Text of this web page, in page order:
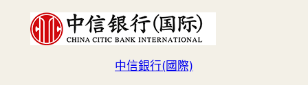
中信銀行(國際)